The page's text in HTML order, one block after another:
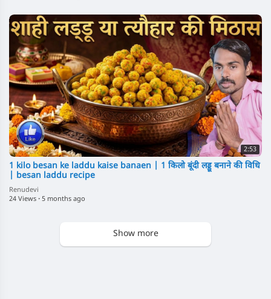
2:53
1 kilo besan ke laddu kaise banaen | 1 किलो बूंदी लड्डू बनाने की विधि
| besan laddu recipe
Renudevi
24 Views · 5 months ago
Show more